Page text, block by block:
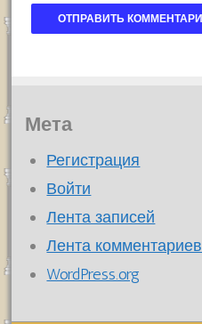
Мета
Регистрация
Войти
Лента записей
Лента комментариев
WordPress.org